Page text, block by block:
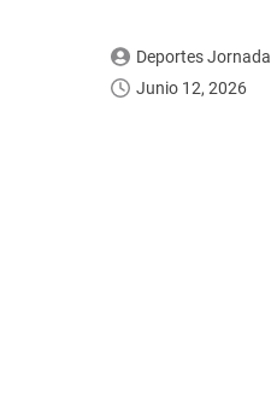
Deportes Jornada
Junio 12, 2026